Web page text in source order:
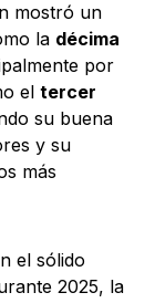
mostró un
la décima
por
el tercer
su buena
y su
más
el sólido
2025, la